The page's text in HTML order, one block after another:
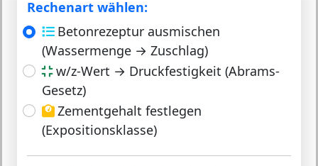
Rechenart wählen:
Betonrezeptur ausmischen
(Wassermenge → Zuschlag)
w/z-Wert → Druckfestigkeit (Abrams-
Gesetz)
Zementgehalt festlegen
(Expositionsklasse)